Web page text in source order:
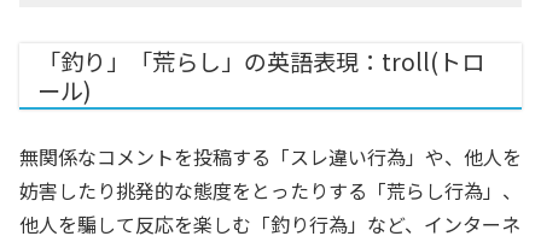
「釣り」「荒らし」の英語表現：troll(トロ
ール)
無関係なコメントを投稿する「スレ違い行為」や、他人を
妨害したり挑発的な態度をとったりする「荒らし行為」、
他人を騙して反応を楽しむ「釣り行為」など、インターネ